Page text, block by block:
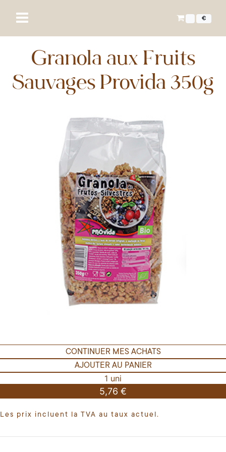
€
Granola aux Fruits
Sauvages Provida 350g
CONTINUER MES ACHATS
AJOUTER AU PANIER
1 uni
5,76 €
Les prix incluent la TVA au taux actuel.